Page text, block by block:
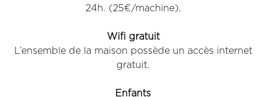
24h. (25€/machine).
Wifi gratuit
L’ensemble de la maison possède un accès internet
gratuit.
Enfants